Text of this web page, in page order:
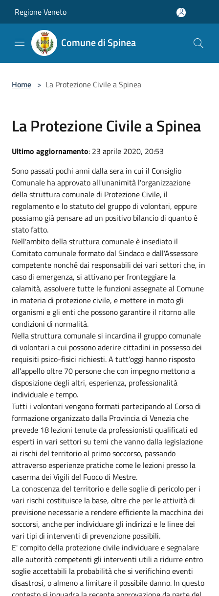
Regione Veneto
Comune di Spinea
Home > La Protezione Civile a Spinea
La Protezione Civile a Spinea
Ultimo aggiornamento: 23 aprile 2020, 20:53
Sono passati pochi anni dalla sera in cui il Consiglio
Comunale ha approvato all'unanimità l'organizzazione
della struttura comunale di Protezione Civile, il
regolamento e lo statuto del gruppo di volontari, eppure
possiamo già pensare ad un positivo bilancio di quanto è
stato fatto.
Nell'ambito della struttura comunale è insediato il
Comitato comunale formato dal Sindaco e dall'Assessore
competente nonché dai responsabili dei vari settori che, in
caso di emergenza, si attivano per fronteggiare la
calamità, assolvere tutte le funzioni assegnate al Comune
in materia di protezione civile, e mettere in moto gli
organismi e gli enti che possono garantire il ritorno alle
condizioni di normalità.
Nella struttura comunale si incardina il gruppo comunale
di volontari a cui possono aderire cittadini in possesso dei
requisiti psico-fisici richiesti. A tutt'oggi hanno risposto
all'appello oltre 70 persone che con impegno mettono a
disposizione degli altri, esperienza, professionalità
individuale e tempo.
Tutti i volontari vengono formati partecipando al Corso di
formazione organizzato dalla Provincia di Venezia che
prevede 18 lezioni tenute da professionisti qualificati ed
esperti in vari settori su temi che vanno dalla legislazione
ai rischi del territorio al primo soccorso, passando
attraverso esperienze pratiche come le lezioni presso la
caserma dei Vigili del Fuoco di Mestre.
La conoscenza del territorio e delle soglie di pericolo per i
vari rischi costituisce la base, oltre che per le attività di
previsione necessarie a rendere efficiente la macchina dei
soccorsi, anche per individuare gli indirizzi e le linee dei
vari tipi di interventi di prevenzione possibili.
E' compito della protezione civile individuare e segnalare
alle autorità competenti gli interventi utili a ridurre entro
soglie accettabili la probabilità che si verifichino eventi
disastrosi, o almeno a limitare il possibile danno. In questo